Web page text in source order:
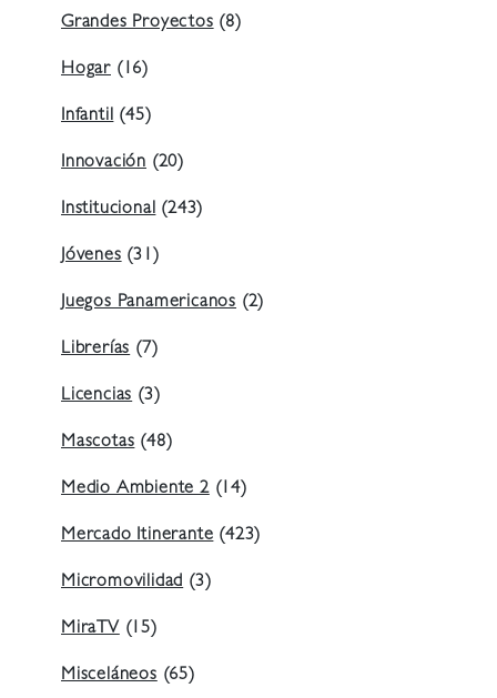
Grandes Proyectos(8)
Hogar (16)
Infantil(45)
Innovación (20)
Institucional(243)
Jóvenes(31)
Juegos Panamericanos (2)
Librerías(7)
Licencias(3)
Mascotas(48)
Medio Ambiente 2(14)
Mercado Itinerante(423)
Micromovilidad(3)
MiraTV(15)
Misceláneos(65)